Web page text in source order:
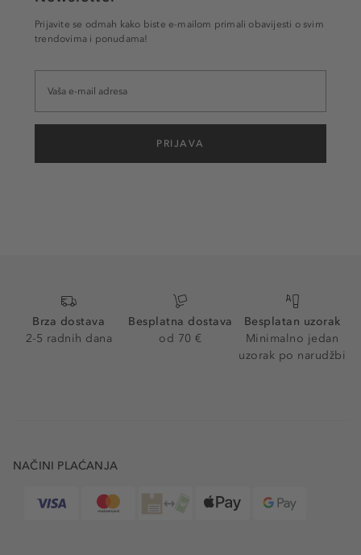
Prijavite se odmah kako biste e-mailom primali obavijesti o svim
trendovima i ponudama!
PRIJAVA
Brza dostava
2-5 radnih dana
Besplatna dostava
od 70 €
Besplatan uzorak
Minimalno jedan
uzorak po narudžbi
NAČINI PLAĆANJA